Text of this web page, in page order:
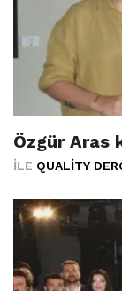
Özgür Aras
İLE QUALITY